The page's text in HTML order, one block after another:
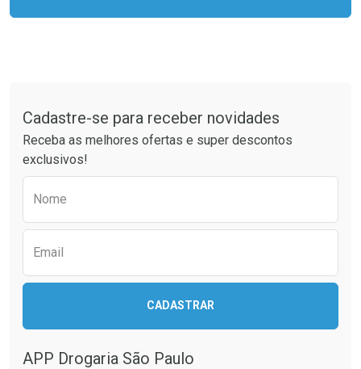
Cadastre-se para receber novidades
Receba as melhores ofertas e super descontos
exclusivos!
Nome
Email
CADASTRAR
APP Drogaria São Paulo